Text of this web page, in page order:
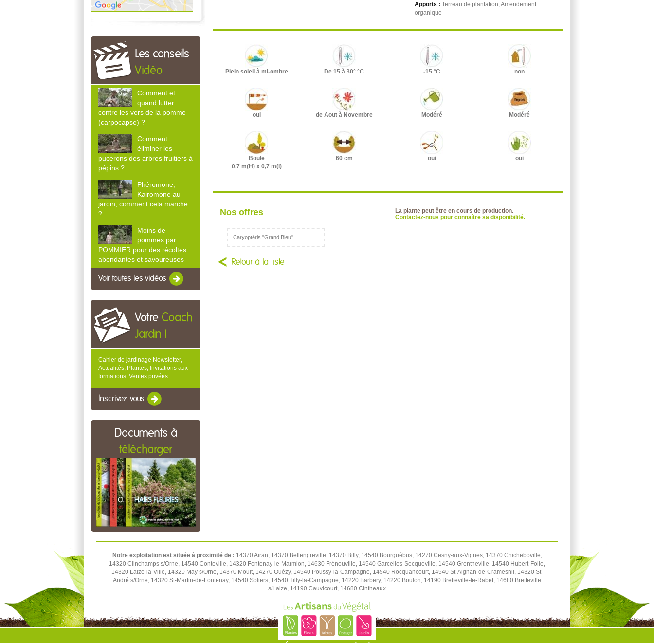
Les conseils
Vidéo
Comment et
quand lutter
contre les vers de la pomme
(carpocapse) ?
Comment
éliminer les
pucerons des arbres fruitiers à
pépins ?
Phéromone,
Kairomone au
jardin, comment cela marche
?
Moins de
pommes par
POMMIER pour des récoltes
abondantes et savoureuses
Voir toutes les vidéos
Votre Coach
Jardin !
Cahier de jardinage Newsletter,
Actualités, Plantes, Invitations aux
formations, Ventes privées...
Inscrivez-vous
Documents à
télécharger
Apports : Terreau de plantation, Amendement
organique
Plein soleil à mi-ombre De 15 à 30° °C -15 °C non
oui de Aout à Novembre Modéré Modéré
Boule
0,7 m(H) x 0,7 m(l)
60 cm oui oui
Nos offres
La plante peut être en cours de production.
Contactez-nous pour connaître sa disponibilité.
Caryoptéris "Grand Bleu"
Retour à la liste
Notre exploitation est située à proximité de : 14370 Airan, 14370 Bellengreville, 14370 Billy, 14540 Bourguébus, 14270 Cesny-aux-Vignes, 14370 Chicheboville,
14320 Clinchamps s/Orne, 14540 Conteville, 14320 Fontenay-le-Marmion, 14630 Frénouville, 14540 Garcelles-Secqueville, 14540 Grentheville, 14540 Hubert-Folie,
14320 Laize-la-Ville, 14320 May s/Orne, 14370 Moult, 14270 Ouézy, 14540 Poussy-la-Campagne, 14540 Rocquancourt, 14540 St-Aignan-de-Cramesnil, 14320 St-
André s/Orne, 14320 St-Martin-de-Fontenay, 14540 Soliers, 14540 Tilly-la-Campagne, 14220 Barbery, 14220 Boulon, 14190 Bretteville-le-Rabet, 14680 Bretteville
s/Laize, 14190 Cauvicourt, 14680 Cintheaux